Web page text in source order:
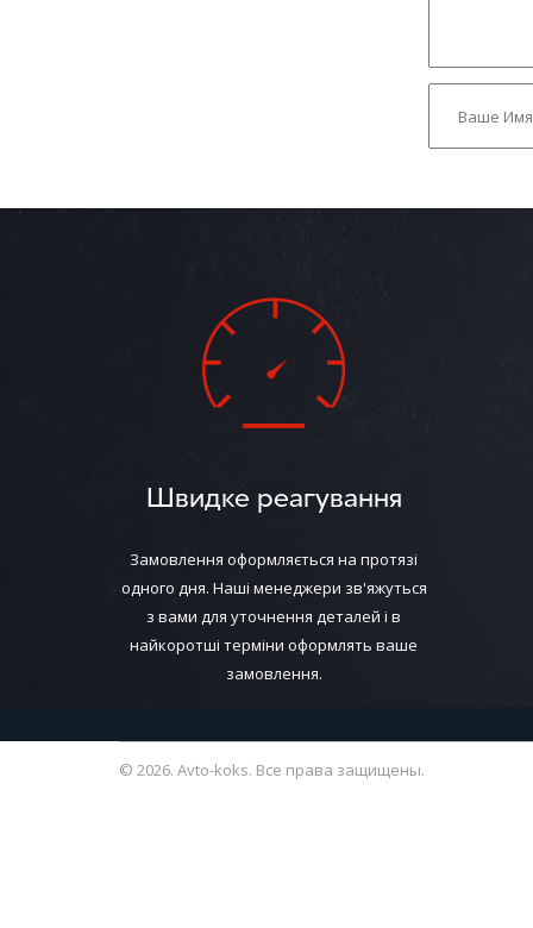
Швидке реагування
Замовлення оформляється на протязі
одного дня. Наші менеджери зв'яжуться
з вами для уточнення деталей і в
найкоротші терміни оформлять ваше
замовлення.
© 2026. Avto-koks. Все права защищены.